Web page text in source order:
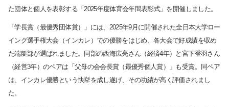
た団体と個人を表彰する「2025年度体育会年間表彰式」を開催しました。
「学長賞（最優秀団体賞）」には、 2025年9月に開催された全日本大学ロー
イング選手権大会（インカレ）での優勝をはじめ、各大会で好成績を収め
た端艇部が選ばれました。同部の西海広亮さん（経済4年）と宮下登羽さん
（経営3年）のペアは「父母の会会長賞（最優秀個人賞）」も受賞。同ペア
は、インカレ優勝という快挙を成し遂げ、その功績が高く評価されまし
た。